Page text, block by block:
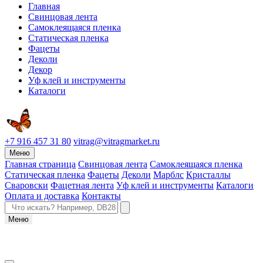
Главная
Свинцовая лента
Самоклеящаяся пленка
Статическая пленка
Фацеты
Деколи
Декор
Уф клей и инструменты
Каталоги
+7 916 457 31 80 vitrag@vitragmarket.ru
Меню
Главная страница Свинцовая лента Самоклеящаяся пленка
Статическая пленка Фацеты Деколи Марблс Кристаллы
Сваровски Фацетная лента Уф клей и инструменты Каталоги
Оплата и доставка Контакты
Меню